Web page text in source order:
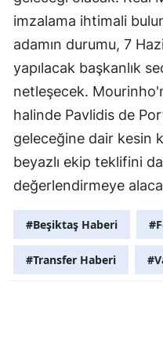
imzalama ihtimali
adamın durumu, 7
yapılacak başkanlık
netleşecek.
halinde Pavlidis de
geleceğine dair kesin
beyazlı ekip teklifini
değerlendirmeye
#Beşiktaş Haberi
#Transfer Haberi